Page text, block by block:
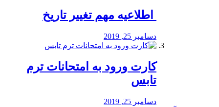
️ اطلاعیه مهم تغییر تاریخ
دسامبر 25, 2019
کارت ورود به امتحانات ترم
تابس
دسامبر 25, 2019